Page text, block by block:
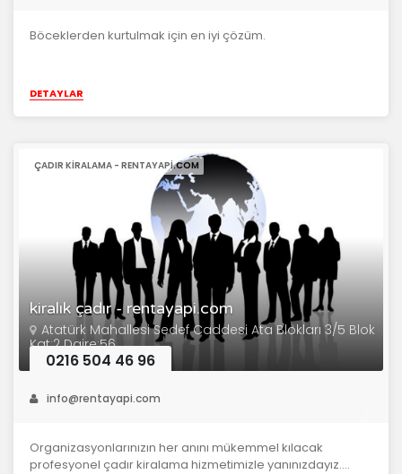
Böceklerden kurtulmak için en iyi çözüm.
DETAYLAR
kiralık çadır - rentayapi.com
ÇADIR KIRALAMA - RENTAYAPI.COM
Atatürk Mahallesi Sedef Caddesi Ata Blokları 3/5 Blok
Kat:2 Daire:56
0216 504 46 96
info@rentayapi.com
Organizasyonlarınızın her anını mükemmel kılacak
profesyonel çadır kiralama hizmetimizle yanınızdayız....